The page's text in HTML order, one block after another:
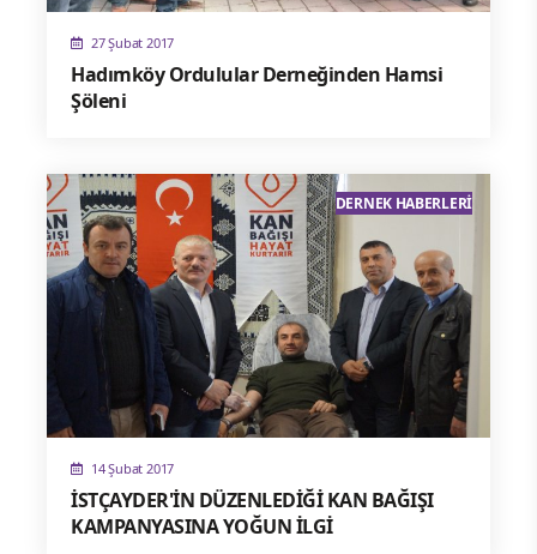
27 Şubat 2017
Hadımköy Ordulular Derneğinden Hamsi
Şöleni
14 Şubat 2017
İSTÇAYDER'İN DÜZENLEDİĞİ KAN BAĞIŞI
KAMPANYASINA YOĞUN İLGİ
DERNEK HABERLERI